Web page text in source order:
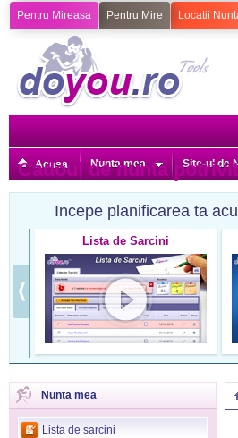
Pentru Mireasa Pentru Mire Locatii
Acasa Nunta mea Site-ul de
Cadoul de nunta
Incepe planificarea ta
Lista de Sarcini
Nunta mea
Lista de sarcini